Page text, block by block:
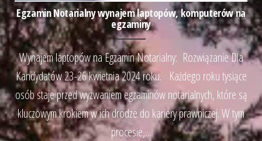
Egzamin Notarialny wynajem laptopów, komputerów na
egzaminy
Wynajem laptopów na Egzamin Notarialny: Rozwiązanie Dla
Kandydatów 23-26 kwietnia 2024 roku. Każdego roku tysiące
osób staje przed wyzwaniem egzaminów notarialnych, które są
kluczowym krokiem w ich drodze do kariery prawniczej. W tym
procesie,…